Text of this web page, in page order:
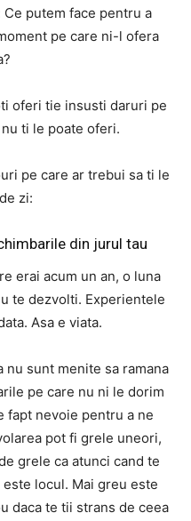
putem face pentru a
pe care ni-l ofera
oferi tie insusti daruri pe
ti le poate oferi.
pe care ar trebui sa ti le
zi:
din jurul tau
erai acum un an, o luna
te dezvolti. Experientele
Asa e viata.
sunt menite sa ramana
pe care nu ni le dorim
fapt nevoie pentru a ne
pot fi grele uneori,
grele ca atunci cand te
locul. Mai greu este
daca te tii strans de ceea